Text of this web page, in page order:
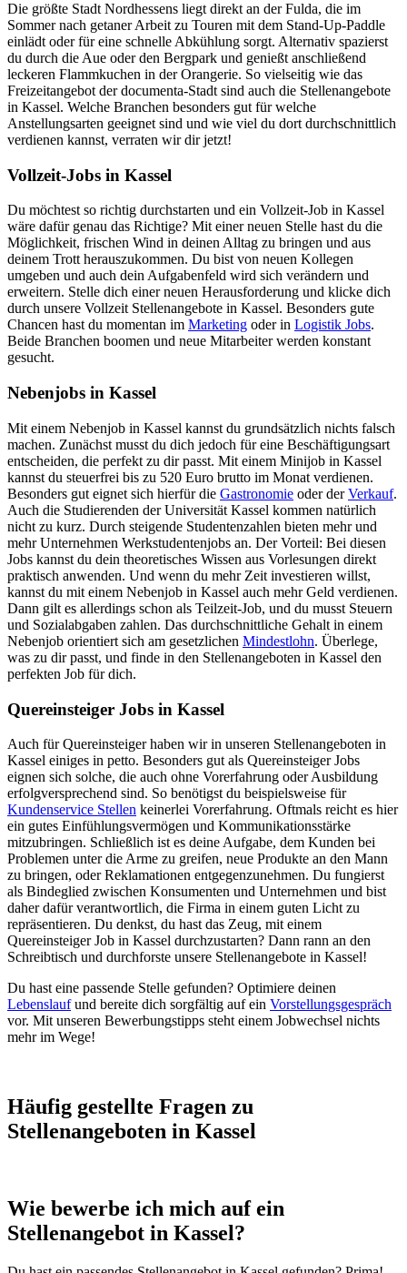
Die größte Stadt Nordhessens liegt direkt an der Fulda, die im
Sommer nach getaner Arbeit zu Touren mit dem Stand-Up-Paddle
einlädt oder für eine schnelle Abkühlung sorgt. Alternativ spazierst
du durch die Aue oder den Bergpark und genießt anschließend
leckeren Flammkuchen in der Orangerie. So vielseitig wie das
Freizeitangebot der documenta-Stadt sind auch die Stellenangebote
in Kassel. Welche Branchen besonders gut für welche
Anstellungsarten geeignet sind und wie viel du dort durchschnittlich
verdienen kannst, verraten wir dir jetzt!
Vollzeit-Jobs in Kassel
Du möchtest so richtig durchstarten und ein Vollzeit-Job in Kassel
wäre dafür genau das Richtige? Mit einer neuen Stelle hast du die
Möglichkeit, frischen Wind in deinen Alltag zu bringen und aus
deinem Trott herauszukommen. Du bist von neuen Kollegen
umgeben und auch dein Aufgabenfeld wird sich verändern und
erweitern. Stelle dich einer neuen Herausforderung und klicke dich
durch unsere Vollzeit Stellenangebote in Kassel. Besonders gute
Chancen hast du momentan im Marketing oder in Logistik Jobs.
Beide Branchen boomen und neue Mitarbeiter werden konstant
gesucht.
Nebenjobs in Kassel
Mit einem Nebenjob in Kassel kannst du grundsätzlich nichts falsch
machen. Zunächst musst du dich jedoch für eine Beschäftigungsart
entscheiden, die perfekt zu dir passt. Mit einem Minijob in Kassel
kannst du steuerfrei bis zu 520 Euro brutto im Monat verdienen.
Besonders gut eignet sich hierfür die Gastronomie oder derVerkauf.
Auch die Studierenden der Universität Kassel kommen natürlich
nicht zu kurz. Durch steigende Studentenzahlen bieten mehr und
mehr Unternehmen Werkstudentenjobs an. Der Vorteil: Bei diesen
Jobs kannst du dein theoretisches Wissen aus Vorlesungen direkt
praktisch anwenden. Und wenn du mehr Zeit investieren willst,
kannst du mit einem Nebenjob in Kassel auch mehr Geld verdienen.
Dann gilt es allerdings schon als Teilzeit-Job, und du musst Steuern
und Sozialabgaben zahlen. Das durchschnittliche Gehalt in einem
Nebenjob orientiert sich am gesetzlichen Mindestlohn. Überlege,
was zu dir passt, und finde in den Stellenangeboten in Kassel den
perfekten Job für dich.
Quereinsteiger Jobs in Kassel
Auch für Quereinsteiger haben wir in unseren Stellenangeboten in
Kassel einiges in petto. Besonders gut als Quereinsteiger Jobs
eignen sich solche, die auch ohne Vorerfahrung oder Ausbildung
erfolgversprechend sind. So benötigst du beispielsweise für
Kundenservice Stellen keinerlei Vorerfahrung. Oftmals reicht es hier
ein gutes Einfühlungsvermögen und Kommunikationsstärke
mitzubringen. Schließlich ist es deine Aufgabe, dem Kunden bei
Problemen unter die Arme zu greifen, neue Produkte an den Mann
zu bringen, oder Reklamationen entgegenzunehmen. Du fungierst
als Bindeglied zwischen Konsumenten und Unternehmen und bist
daher dafür verantwortlich, die Firma in einem guten Licht zu
repräsentieren. Du denkst, du hast das Zeug, mit einem
Quereinsteiger Job in Kassel durchzustarten? Dann rann an den
Schreibtisch und durchforste unsere Stellenangebote in Kassel!
Du hast eine passende Stelle gefunden? Optimiere deinen
Lebenslaufund bereite dich sorgfältig auf ein Vorstellungsgespräch
vor. Mit unseren Bewerbungstipps steht einem Jobwechsel nichts
mehr im Wege!
Häufig gestellte Fragen zu
Stellenangeboten in Kassel
Wie bewerbe ich mich auf ein
Stellenangebot in Kassel?